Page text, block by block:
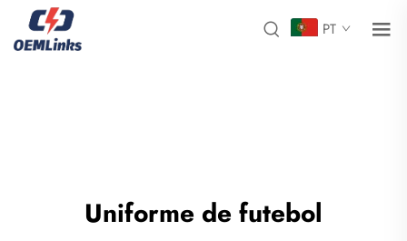
PT
Uniforme de futebol